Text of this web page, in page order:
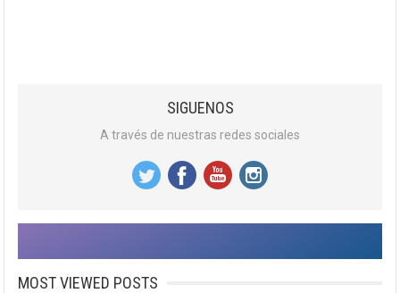
SIGUENOS
A través de nuestras redes sociales
MOST VIEWED POSTS